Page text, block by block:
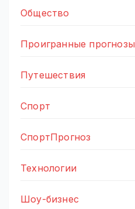
Общество
Проигранные прогнозы
Путешествия
Спорт
СпортПрогноз
Технологии
Шоу-бизнес